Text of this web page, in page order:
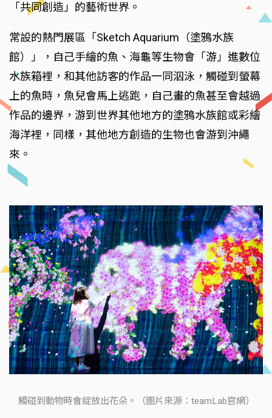
「共同創造」的藝術世界。
常設的熱門展區「Sketch Aquarium（塗鴉水族
館）」，自己手繪的魚、海龜等生物會「游」進數位
水族箱裡，和其他訪客的作品一同泅泳，觸碰到螢幕
上的魚時，魚兒會馬上逃跑，自己畫的魚甚至會越過
作品的邊界，游到世界其他地方的塗鴉水族館或彩繪
海洋裡，同樣，其他地方創造的生物也會游到沖繩
來。
觸碰到動物時會綻放出花朵。（圖片來源：teamLab官網）